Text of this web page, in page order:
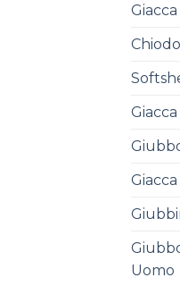
Giacca
Giacca
Uomo